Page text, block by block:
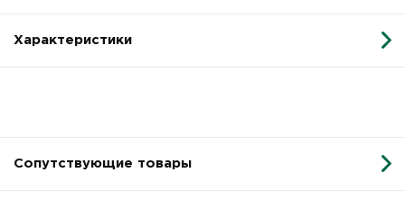
Характеристики
Сопутствующие товары